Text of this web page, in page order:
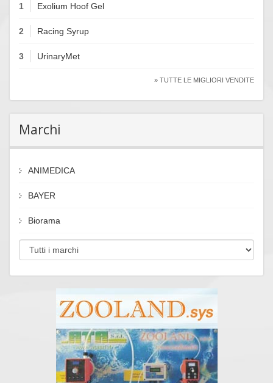
1 Exolium Hoof Gel
2 Racing Syrup
3 UrinaryMet
» TUTTE LE MIGLIORI VENDITE
Marchi
ANIMEDICA
BAYER
Biorama